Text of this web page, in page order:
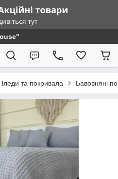
та покривала Бавовняні